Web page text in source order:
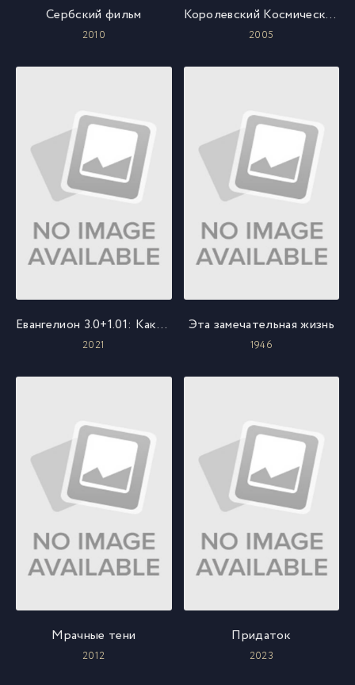
Сербский фильм
2010
Королевский Космический Корпус: Крылья Хоннеамиз
2005
Евангелион 3.0+1.01: Как-то раз
2021
Эта замечательная жизнь
1946
Мрачные тени
2012
Придаток
2023